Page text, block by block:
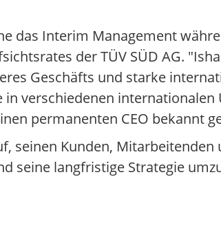
das Interim Management
der TÜV SÜD AG.
Geschäfts und starke
in verschiedenen
permanenten CEO bekannt
seinen Kunden,
seine langfristige Strategie